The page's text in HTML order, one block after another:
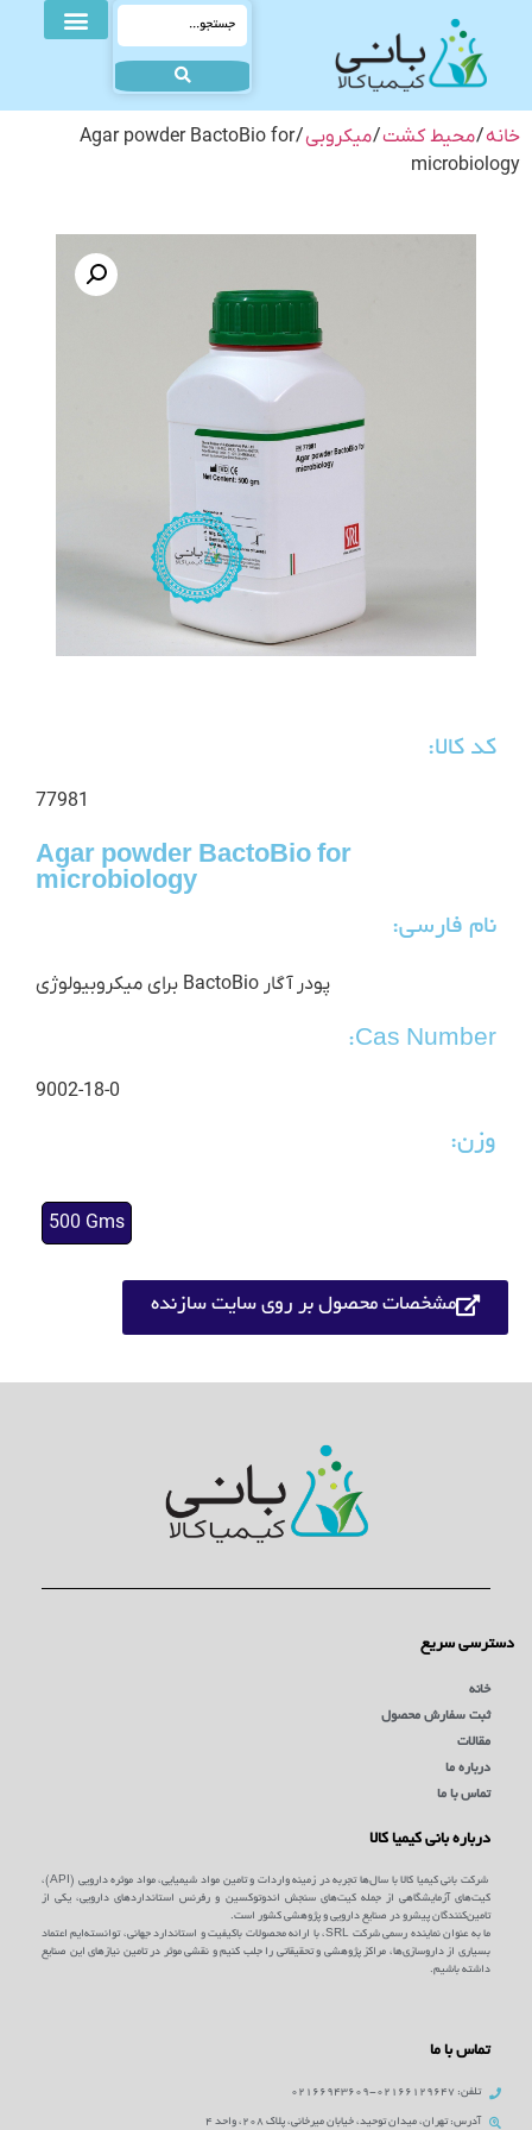
خانه/محیط کشت/میکروبی / Agar powder BactoBio for
microbiology
کد کالا:
77981
Agar powder BactoBio for
microbiology
نام فارسی:
پودر آگار BactoBio برای میکروبیولوژی
Cas Number:
9002-18-0
وزن:
500 Gms
مشخصات محصول بر روی سایت سازنده
دسترسی سریع
خانه
ثبت سفارش محصول
مقالات
درباره ما
تماس با ما
درباره بانی کیمیا کالا
شرکت بانی کیمیا کالا با سال‌ها تجربه در زمینه واردات و تامین مواد شیمیایی، مواد موثره دارویی (API)،
کیت‌های آزمایشگاهی از جمله کیت‌های سنجش اندوتوکسین و رفرنس استانداردهای دارویی، یکی از
تامین‌کنندگان پیشرو در صنایع دارویی و پژوهشی کشور است.
ما به عنوان نماینده رسمی شرکت SRL، با ارائه محصولات باکیفیت و استاندارد جهانی، توانسته‌ایم اعتماد
بسیاری از داروسازی‌ها، مراکز پژوهشی و تحقیقاتی را جلب کنیم و نقشی موثر در تامین نیازهای این صنایع
داشته باشیم.
تماس با ما
تلفن: 02166129647-02166943609
آدرس: تهران، میدان توحید، خیابان میرخانی، پلاک 208، واحد 4